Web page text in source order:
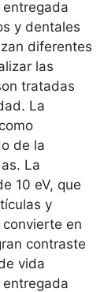
y dentales
diferentes
las
tratadas
La
de la
La
10 eV, que
y
en
contraste
vida